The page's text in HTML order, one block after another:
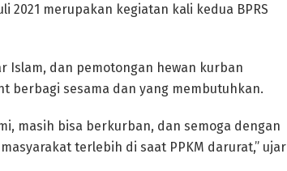
merupakan kegiatan kali kedua BPRS
Islam, dan pemotongan hewan kurban
berbagi sesama dan yang membutuhkan.
masih bisa berkurban, dan semoga dengan
terlebih di saat PPKM darurat,” ujar